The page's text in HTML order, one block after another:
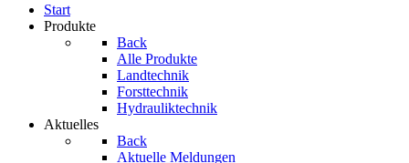
Start
Produkte
Back
Alle Produkte
Landtechnik
Forsttechnik
Hydrauliktechnik
Aktuelles
Back
Aktuelle Meldungen